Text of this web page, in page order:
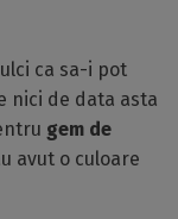
ca sa-i pot
nici de data asta
gem de
avut o culoare